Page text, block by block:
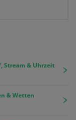
Stream & Uhrzeit
& Wetten